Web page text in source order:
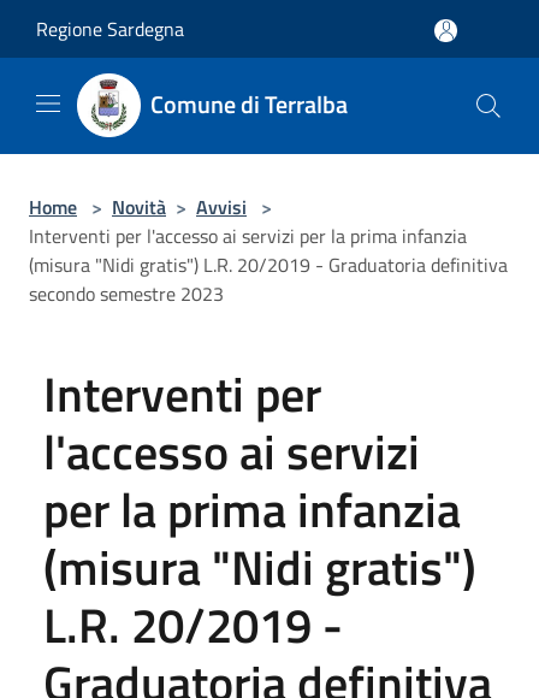
Regione Sardegna
Comune di Terralba
Home > Novità > Avvisi >
Interventi per l'accesso ai servizi per la prima infanzia
(misura "Nidi gratis") L.R. 20/2019 - Graduatoria definitiva
secondo semestre 2023
Interventi per
l'accesso ai servizi
per la prima infanzia
(misura "Nidi gratis")
L.R. 20/2019 -
Graduatoria definitiva